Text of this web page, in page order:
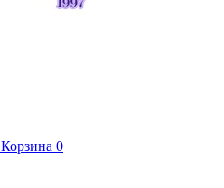
Корзина 0